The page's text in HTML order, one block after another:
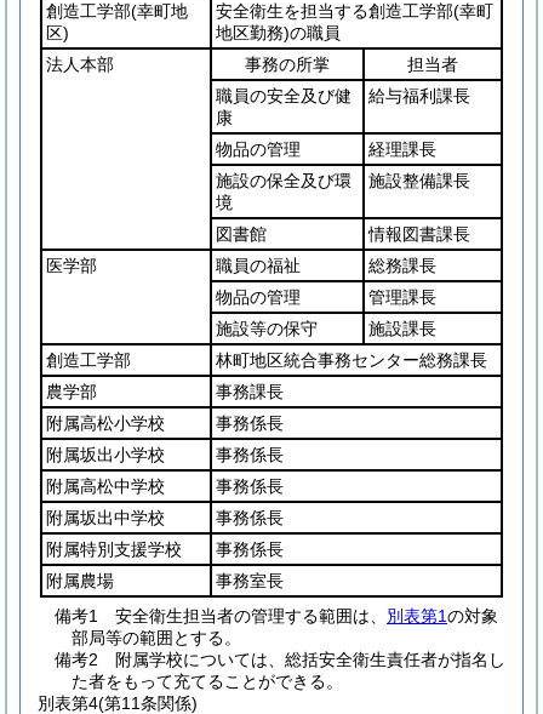
創造工学部(幸町地
区)
安全衛生を担当する創造工学部(幸町
地区勤務)の職員
法人本部
事務の所掌
担当者
職員の安全及び健
康
給与福利課長
物品の管理
経理課長
施設の保全及び環
境
施設整備課長
図書館
情報図書課長
医学部
職員の福祉
総務課長
物品の管理
管理課長
施設等の保守
施設課長
創造工学部
林町地区統合事務センター総務課長
農学部
事務課長
附属高松小学校
事務係長
附属坂出小学校
事務係長
附属高松中学校
事務係長
附属坂出中学校
事務係長
附属特別支援学校
事務係長
附属農場
事務室長
備考1 安全衛生担当者の管理する範囲は、 別表第1の対象
部局等の範囲とする。
備考2 附属学校については、総括安全衛生責任者が指名し
た者をもって充てることができる。
別表第4(第11条関係)